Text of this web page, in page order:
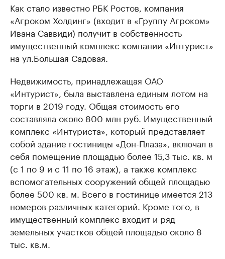
Как стало известно РБК Ростов, компания
«Агроком Холдинг» (входит в «Группу Агроком»
Ивана Саввиди) получит в собственность
имущественный комплекс компании «Интурист»
на ул.Большая Садовая.
Недвижимость, принадлежащая ОАО
«Интурист», была выставлена единым лотом на
торги в 2019 году. Общая стоимость его
составляла около 800 млн руб. Имущественный
комплекс «Интуриста», который представляет
собой здание гостиницы «Дон-Плаза», включал в
себя помещение площадью более 15,3 тыс. кв. м
(с 1 по 9 и с 11 по 16 этаж), а также комплекс
вспомогательных сооружений общей площадью
более 500 кв. м. Всего в гостинице имеется 213
номеров различных категорий. Кроме того, в
имущественный комплекс входит и ряд
земельных участков общей площадью около 8
тыс. кв.м.